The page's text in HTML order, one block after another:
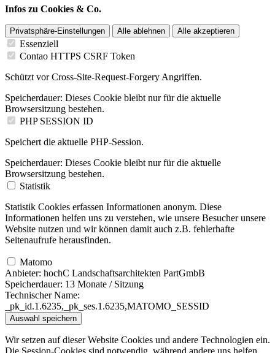
Infos zu Cookies & Co.
Privatsphäre-Einstellungen Alle ablehnen Alle akzeptieren
Essenziell
Contao HTTPS CSRF Token
Schützt vor Cross-Site-Request-Forgery Angriffen.
Speicherdauer: Dieses Cookie bleibt nur für die aktuelle
Browsersitzung bestehen.
PHP SESSION ID
Speichert die aktuelle PHP-Session.
Speicherdauer: Dieses Cookie bleibt nur für die aktuelle
Browsersitzung bestehen.
Statistik
Statistik Cookies erfassen Informationen anonym. Diese
Informationen helfen uns zu verstehen, wie unsere Besucher unsere
Website nutzen und wir können damit auch z.B. fehlerhafte
Seitenaufrufe herausfinden.
Matomo
Anbieter: hochC Landschaftsarchitekten PartGmbB
Speicherdauer: 13 Monate / Sitzung
Technischer Name:
_pk_id.1.6235,_pk_ses.1.6235,MATOMO_SESSID
Auswahl speichern
Wir setzen auf dieser Website Cookies und andere Technologien ein.
Die Session-Cookies sind notwendig, während andere uns helfen